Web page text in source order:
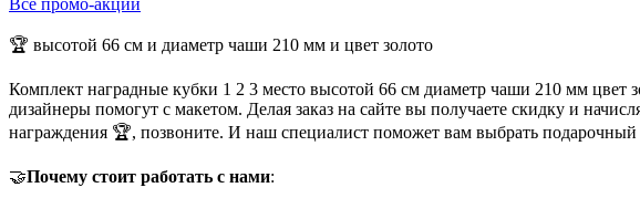
Все промо-акции
🏆 высотой 66 см и диаметр чаши 210 мм и цвет золото
Комплект наградные кубки 1 2 3 место высотой 66 см диаметр чаши 210 мм
дизайнеры помогут с макетом. Делая заказ на сайте вы получаете скидку и
награждения 🏆, позвоните. И наш специалист поможет вам выбрать
🤝Почему стоит работать с нами: